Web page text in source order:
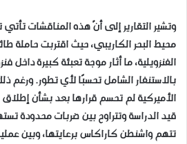
وتشير التقارير إلى أنّ هذه المناقشات
محيط البحر الكاريبي، حيث اقتربت حاملة
الفنزويلية، ما أثار موجة تعبئة كبيرة داخل
بالاستنفار الشامل تحسبًا لأي تطور. ورغم
الأميركية لم تحسم قرارها بعد بشأن إطلاق
قيد الدراسة وتتراوح بين ضربات محدودة
تتهم واشنطن كاراكاس برعايتها، وبين